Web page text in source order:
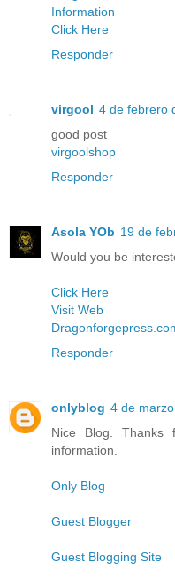
Information
Click Here
Responder
virgool 4 de febrero
good post
virgoolshop
Responder
Asola YOb 19 de
Would you be
Click Here
Visit Web
Responder
onlyblog 4 de
Nice Blog. Thanks
information.
Only Blog
Guest Blogger
Guest Blogging Site